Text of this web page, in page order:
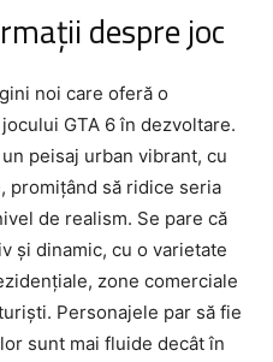
despre joc
noi care oferă o
GTA 6 în dezvoltare.
peisaj urban vibrant, cu
promițând să ridice seria
de realism. Se pare că
și dinamic, cu o varietate
zone comerciale
Personajele par să fie
sunt mai fluide decât în